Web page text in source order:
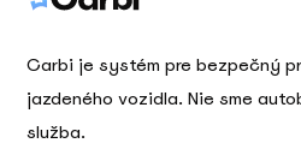
Carbi je systém pre bezpečný
jazdeného vozidla. Nie sme
služba.